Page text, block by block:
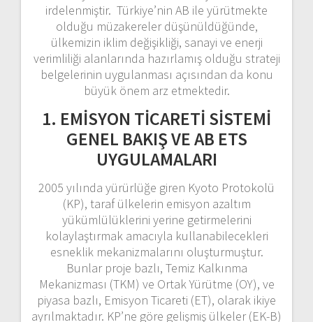
irdelenmiştir. Türkiye’nin AB ile yürütmekte
olduğu müzakereler düşünüldüğünde,
ülkemizin iklim değişikliği, sanayi ve enerji
verimliliği alanlarında hazırlamış olduğu strateji
belgelerinin uygulanması açısından da konu
büyük önem arz etmektedir.
1. EMİSYON TİCARETİ SİSTEMİ
GENEL BAKIŞ VE AB ETS
UYGULAMALARI
2005 yılında yürürlüğe giren Kyoto Protokolü
(KP), taraf ülkelerin emisyon azaltım
yükümlülüklerini yerine getirmelerini
kolaylaştırmak amacıyla kullanabilecekleri
esneklik mekanizmalarını oluşturmuştur.
Bunlar proje bazlı, Temiz Kalkınma
Mekanizması (TKM) ve Ortak Yürütme (OY), ve
piyasa bazlı, Emisyon Ticareti (ET), olarak ikiye
ayrılmaktadır. KP’ne göre gelişmiş ülkeler (EK-B)